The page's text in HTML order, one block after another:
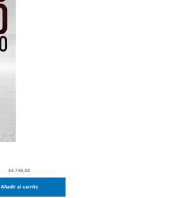
$4.799,00
Añadir al carrito